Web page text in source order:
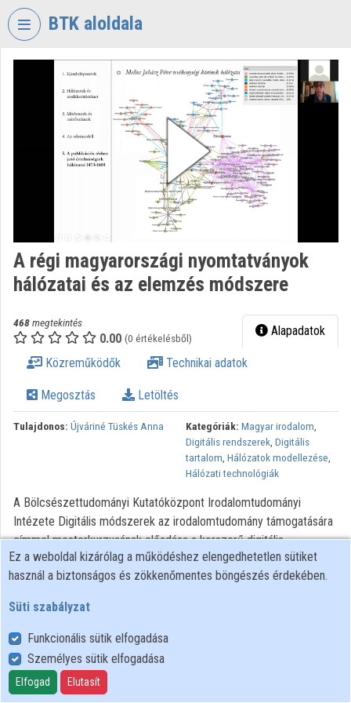
Fejléc kihagyása
BTK aloldala
VIDEOTORIUM
BÖLCSÉSZETTUDOMÁNYI
KUTATÓKÖZPONT
Intézményi kezdőlap
Intézményi felfedezés
Kategóriák
Intézmények
Közreműködők
A régi magyarországi nyomtatványok
hálózatai és az elemzés módszere
468megtekintés
0.00 (0 értékelésből) Alapadatok
Közreműködők Technikai adatok
Megosztás Letöltés
Tulajdonos: Újváriné Tüskés Anna Kategóriák: Magyar irodalom,
Digitális rendszerek, Digitális
tartalom, Hálózatok modellezése,
Hálózati technológiák
A Bölcsészettudományi Kutatóközpont Irodalomtudományi
Intézete Digitális módszerek az irodalomtudomány támogatására
címmel mesterkurzusának előadása a korszerű digitális
módszerek alkalmazási lehetőségeiről.
Felhasználói szabályzat
Adatkezelési tájékoztató
Süti szabályzat
Ez a weboldal kizárólag a működéshez elengedhetetlen sütiket
használ a biztonságos és zökkenőmentes böngészés érdekében.
Süti szabályzat
Funkcionális sütik elfogadása
Személyes sütik elfogadása
Elfogad Elutasít